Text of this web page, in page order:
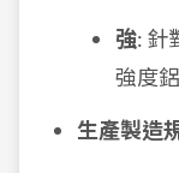
強: 針
強度
生產製造